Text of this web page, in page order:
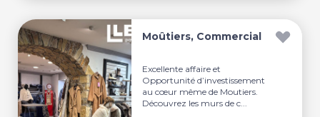
Moûtiers, Commercial
Excellente affaire et
Opportunité d’investissement
au cœur même de Moutiers.
Découvrez les murs de c...